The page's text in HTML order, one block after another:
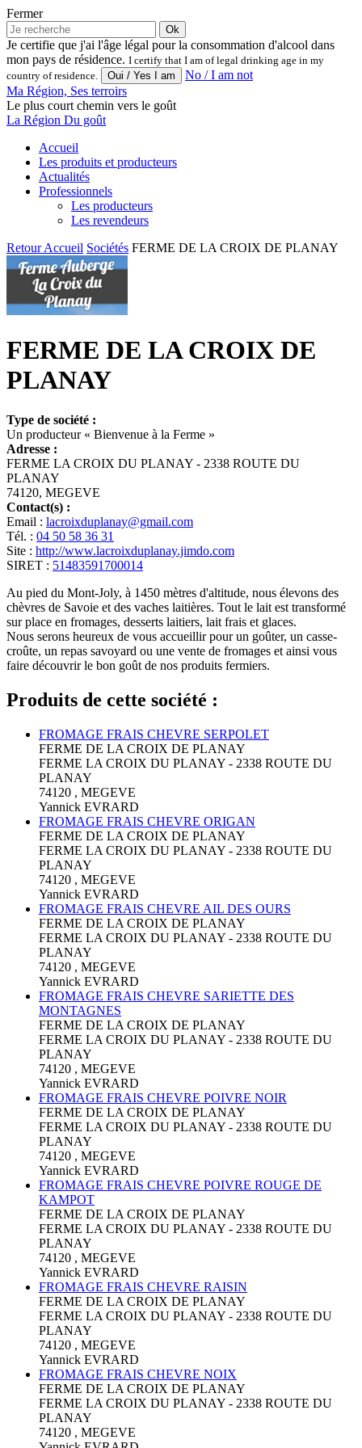
Fermer
Ok
Je certifie que j'ai l'âge légal pour la consommation d'alcool dans
mon pays de résidence. I certify that I am of legal drinking age in my
country of residence.
No / I am not
Ma Région, Ses terroirs
Le plus court chemin vers le goût
La Région Du goût
Accueil
Les produits et producteurs
Actualités
Professionnels
Les producteurs
Les revendeurs
RetourAccueil Sociétés FERME DE LA CROIX DE PLANAY
FERME DE LA CROIX DE
PLANAY
Type de société :
Un producteur « Bienvenue à la Ferme »
Adresse :
FERME LA CROIX DU PLANAY - 2338 ROUTE DU
PLANAY
74120, MEGEVE
Contact(s) :
Email : lacroixduplanay@gmail.com
Tél. : 04 50 58 36 31
Site : http://www.lacroixduplanay.jimdo.com
SIRET : 51483591700014
Au pied du Mont-Joly, à 1450 mètres d'altitude, nous élevons des
chèvres de Savoie et des vaches laitières. Tout le lait est transformé
sur place en fromages, desserts laitiers, lait frais et glaces.
Nous serons heureux de vous accueillir pour un goûter, un casse-
croûte, un repas savoyard ou une vente de fromages et ainsi vous
faire découvrir le bon goût de nos produits fermiers.
Produits de cette société :
FROMAGE FRAIS CHEVRE SERPOLET
FERME DE LA CROIX DE PLANAY
FERME LA CROIX DU PLANAY - 2338 ROUTE DU
PLANAY
74120 , MEGEVE
Yannick EVRARD
FROMAGE FRAIS CHEVRE ORIGAN
FERME DE LA CROIX DE PLANAY
FERME LA CROIX DU PLANAY - 2338 ROUTE DU
PLANAY
74120 , MEGEVE
Yannick EVRARD
FROMAGE FRAIS CHEVRE AIL DES OURS
FERME DE LA CROIX DE PLANAY
FERME LA CROIX DU PLANAY - 2338 ROUTE DU
PLANAY
74120 , MEGEVE
Yannick EVRARD
FROMAGE FRAIS CHEVRE SARIETTE DES
MONTAGNES
FERME DE LA CROIX DE PLANAY
FERME LA CROIX DU PLANAY - 2338 ROUTE DU
PLANAY
74120 , MEGEVE
Yannick EVRARD
FROMAGE FRAIS CHEVRE POIVRE NOIR
FERME DE LA CROIX DE PLANAY
FERME LA CROIX DU PLANAY - 2338 ROUTE DU
PLANAY
74120 , MEGEVE
Yannick EVRARD
FROMAGE FRAIS CHEVRE POIVRE ROUGE DE
KAMPOT
FERME DE LA CROIX DE PLANAY
FERME LA CROIX DU PLANAY - 2338 ROUTE DU
PLANAY
74120 , MEGEVE
Yannick EVRARD
FROMAGE FRAIS CHEVRE RAISIN
FERME DE LA CROIX DE PLANAY
FERME LA CROIX DU PLANAY - 2338 ROUTE DU
PLANAY
74120 , MEGEVE
Yannick EVRARD
FROMAGE FRAIS CHEVRE NOIX
FERME DE LA CROIX DE PLANAY
FERME LA CROIX DU PLANAY - 2338 ROUTE DU
PLANAY
74120 , MEGEVE